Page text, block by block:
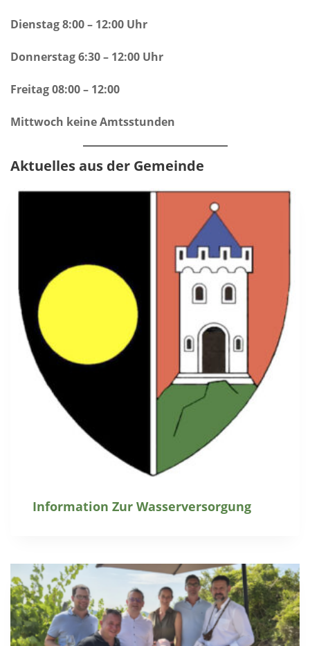
Dienstag 8:00 – 12:00 Uhr
Donnerstag 6:30 – 12:00 Uhr
Freitag 08:00 – 12:00
Mittwoch keine Amtsstunden
Aktuelles aus der Gemeinde
Information Zur Wasserversorgung